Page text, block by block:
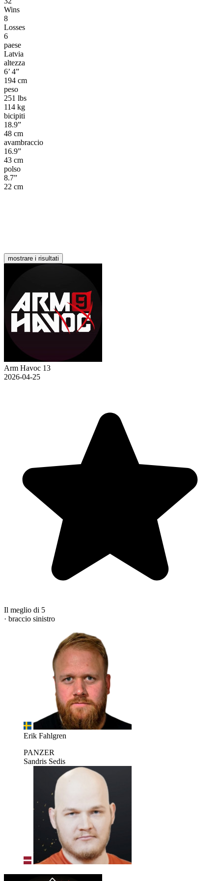
Wins
8
Losses
6
paese
Latvia
altezza
6’ 4”
194 cm
peso
251 lbs
114 kg
bicipiti
18.9”
48 cm
avambraccio
16.9”
43 cm
polso
8.7”
22 cm
mostrare i risultati
Arm Havoc 13
2026-04-25
Il meglio di 5
· braccio sinistro
Erik Fahlgren
PANZER
Sandris Sedis